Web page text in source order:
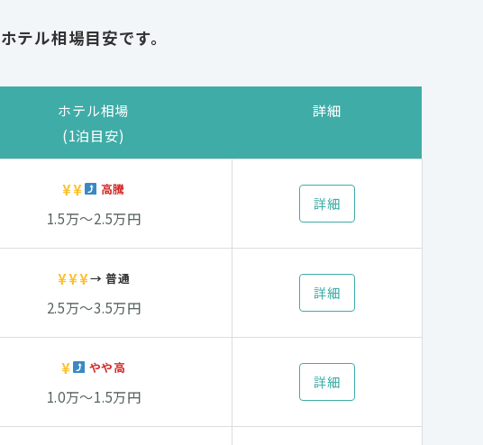
テル相場目安です。
ホテル相場
(1泊目安)
詳細
¥¥ 高騰
1.5万〜2.5万円
詳細
¥¥¥→ 普通
2.5万〜3.5万円
詳細
¥ やや高
1.0万〜1.5万円
詳細